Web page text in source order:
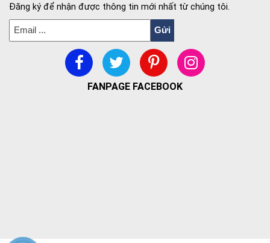
Đăng ký để nhận được thông tin mới nhất từ chúng tôi.
FANPAGE FACEBOOK